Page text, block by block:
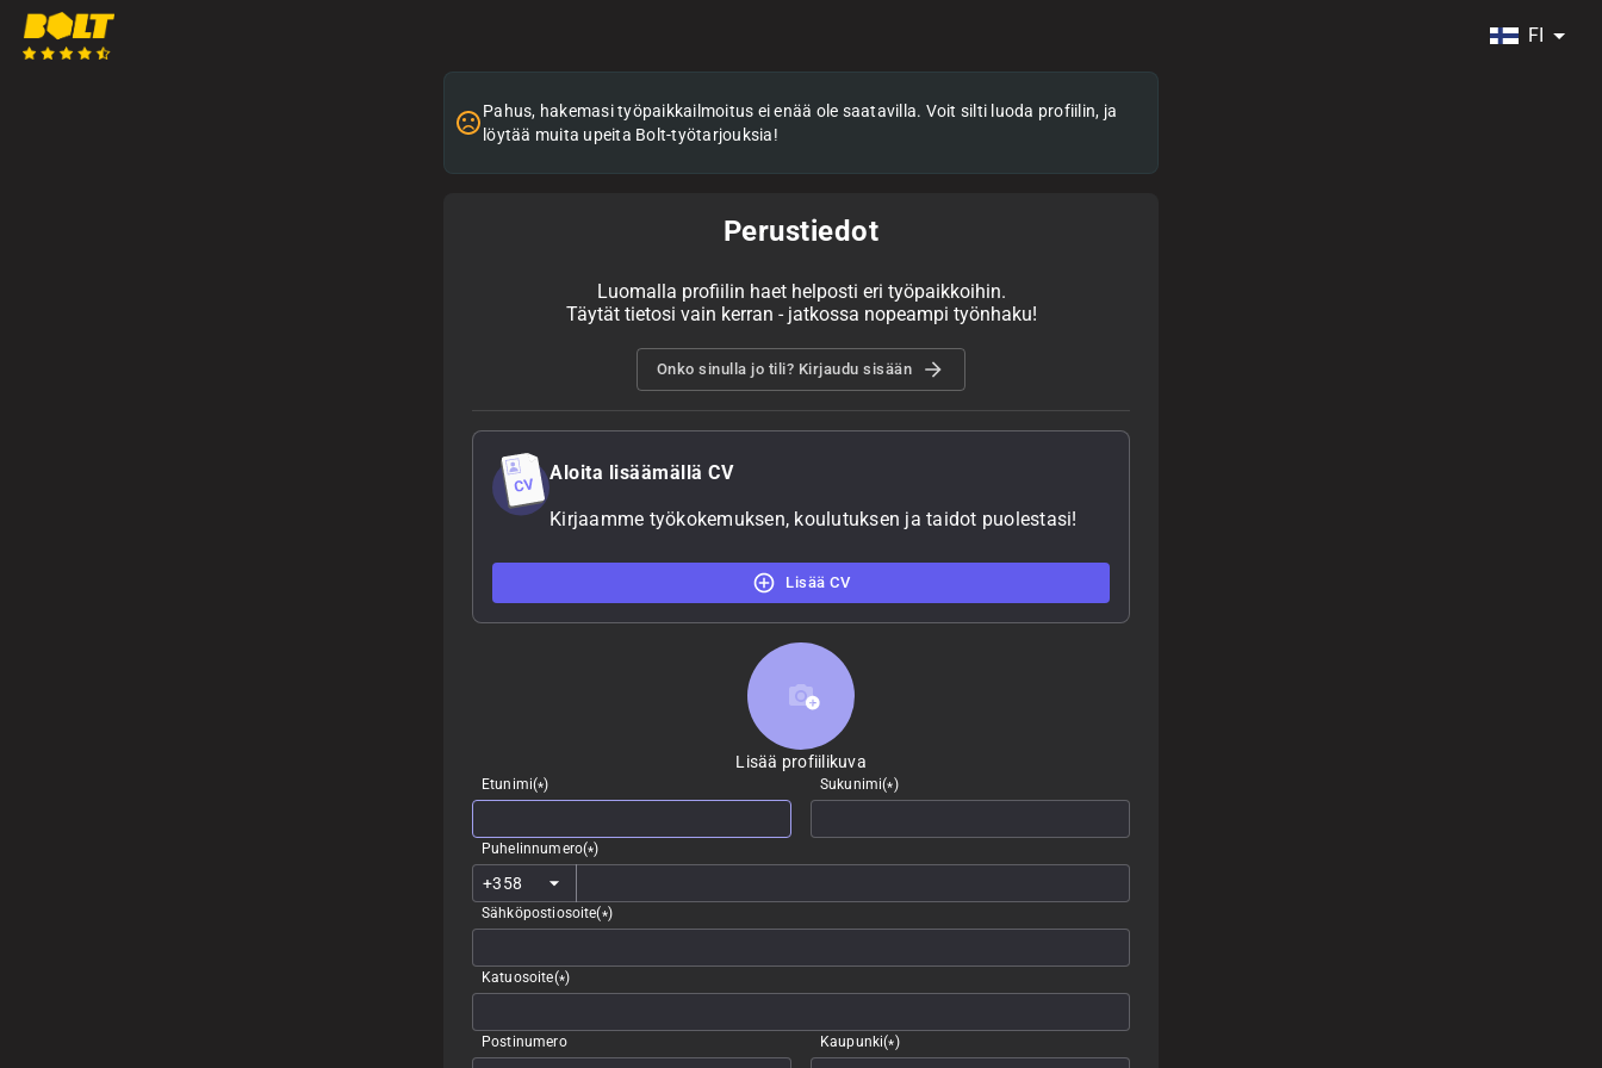
FI
Pahus, hakemasi työpaikkailmoitus ei enää ole saatavilla. Voit silti luoda profiilin, ja
löytää muita upeita Bolt-työtarjouksia!
Perustiedot
Luomalla profiilin haet helposti eri työpaikkoihin.
Täytät tietosi vain kerran - jatkossa nopeampi työnhaku!
Onko sinulla jo tili? Kirjaudu sisään
Aloita lisäämällä CV
Kirjaamme työkokemuksen, koulutuksen ja taidot puolestasi!
Lisää CV
Lisää profiilikuva
Lisää profiilikuva
Etunimi(*) Sukunimi(*)
Puhelinnumero(*)
Sähköpostiosoite(*)
Katuosoite(*)
Postinumero Kaupunki(*)